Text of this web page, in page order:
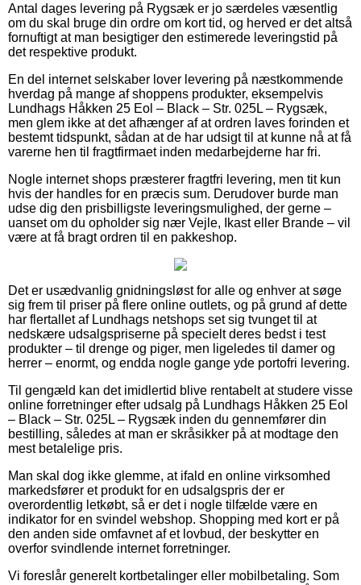
Antal dages levering på Rygsæk er jo særdeles væsentlig
om du skal bruge din ordre om kort tid, og herved er det altså
fornuftigt at man besigtiger den estimerede leveringstid på
det respektive produkt.
En del internet selskaber lover levering på næstkommende
hverdag på mange af shoppens produkter, eksempelvis
Lundhags Håkken 25 Eol – Black – Str. 025L – Rygsæk,
men glem ikke at det afhænger af at ordren laves forinden et
bestemt tidspunkt, sådan at de har udsigt til at kunne nå at få
varerne hen til fragtfirmaet inden medarbejderne har fri.
Nogle internet shops præsterer fragtfri levering, men tit kun
hvis der handles for en præcis sum. Derudover burde man
udse dig den prisbilligste leveringsmulighed, der gerne –
uanset om du opholder sig nær Vejle, Ikast eller Brande – vil
være at få bragt ordren til en pakkeshop.
Det er usædvanlig gnidningsløst for alle og enhver at søge
sig frem til priser på flere online outlets, og på grund af dette
har flertallet af Lundhags netshops set sig tvunget til at
nedskære udsalgspriserne på specielt deres bedst i test
produkter – til drenge og piger, men ligeledes til damer og
herrer – enormt, og endda nogle gange yde portofri levering.
Til gengæld kan det imidlertid blive rentabelt at studere visse
online forretninger efter udsalg på Lundhags Håkken 25 Eol
– Black – Str. 025L – Rygsæk inden du gennemfører din
bestilling, således at man er skråsikker på at modtage den
mest betalelige pris.
Man skal dog ikke glemme, at ifald en online virksomhed
markedsfører et produkt for en udsalgspris der er
overordentlig letkøbt, så er det i nogle tilfælde være en
indikator for en svindel webshop. Shopping med kort er på
den anden side omfavnet af et lovbud, der beskytter en
overfor svindlende internet forretninger.
Vi foreslår generelt kortbetalinger eller mobilbetaling. Som